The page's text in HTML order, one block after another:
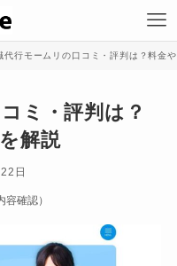
代行モームリの口コミ・評判は？料金
ミ・評判は？
解説
日
容確認）